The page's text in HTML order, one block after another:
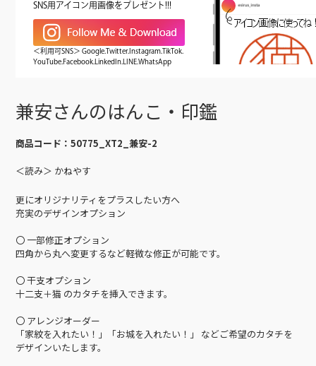
SNS用アイコン用画像をプレゼント!!!
＜利用可SNS＞ Google.Twitter.Instagram.TikTok.
YouTube.Facebook.LinkedIn.LINE.WhatsApp
兼安さんのはんこ・印鑑
商品コード：50775_XT2_兼安-2
＜読み＞ かねやす
更にオリジナリティをプラスしたい方へ
充実のデザインオプション
〇 一部修正オプション
四角から丸へ変更するなど軽微な修正が可能です。
〇 干支オプション
十二支＋猫 のカタチを挿入できます。
〇 アレンジオーダー
「家紋を入れたい！」「お城を入れたい！」 などご希望のカタチを
デザインいたします。